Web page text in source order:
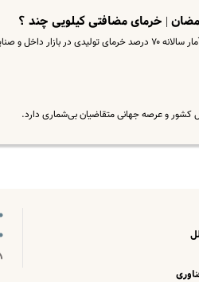
| خرمای مضافتی کیلویی چند ؟
مصرف و ۳۰ درصد…
کشور و عرصه جهانی متقاضیان بی‌شماری دارد.